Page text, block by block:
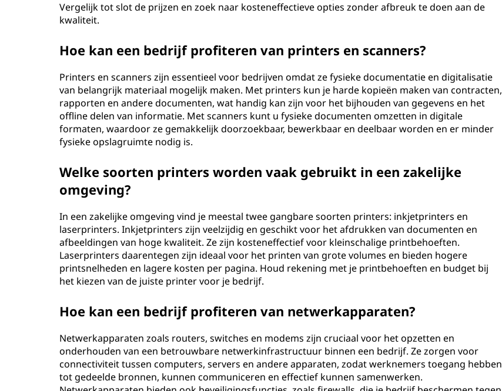
Vergelijk tot slot de prijzen en zoek naar kosteneffectieve opties zonder afbreuk te doen aan de
kwaliteit.
Hoe kan een bedrijf profiteren van printers en scanners?
Printers en scanners zijn essentieel voor bedrijven omdat ze fysieke documentatie en digitalisatie
van belangrijk materiaal mogelijk maken. Met printers kun je harde kopieën maken van contracten,
rapporten en andere documenten, wat handig kan zijn voor het bijhouden van gegevens en het
offline delen van informatie. Met scanners kunt u fysieke documenten omzetten in digitale
formaten, waardoor ze gemakkelijk doorzoekbaar, bewerkbaar en deelbaar worden en er minder
fysieke opslagruimte nodig is.
Welke soorten printers worden vaak gebruikt in een zakelijke
omgeving?
In een zakelijke omgeving vind je meestal twee gangbare soorten printers: inkjetprinters en
laserprinters. Inkjetprinters zijn veelzijdig en geschikt voor het afdrukken van documenten en
afbeeldingen van hoge kwaliteit. Ze zijn kosteneffectief voor kleinschalige printbehoeften.
Laserprinters daarentegen zijn ideaal voor het printen van grote volumes en bieden hogere
printsnelheden en lagere kosten per pagina. Houd rekening met je printbehoeften en budget bij
het kiezen van de juiste printer voor je bedrijf.
Hoe kan een bedrijf profiteren van netwerkapparaten?
Netwerkapparaten zoals routers, switches en modems zijn cruciaal voor het opzetten en
onderhouden van een betrouwbare netwerkinfrastructuur binnen een bedrijf. Ze zorgen voor
connectiviteit tussen computers, servers en andere apparaten, zodat werknemers toegang hebben
tot gedeelde bronnen, kunnen communiceren en effectief kunnen samenwerken.